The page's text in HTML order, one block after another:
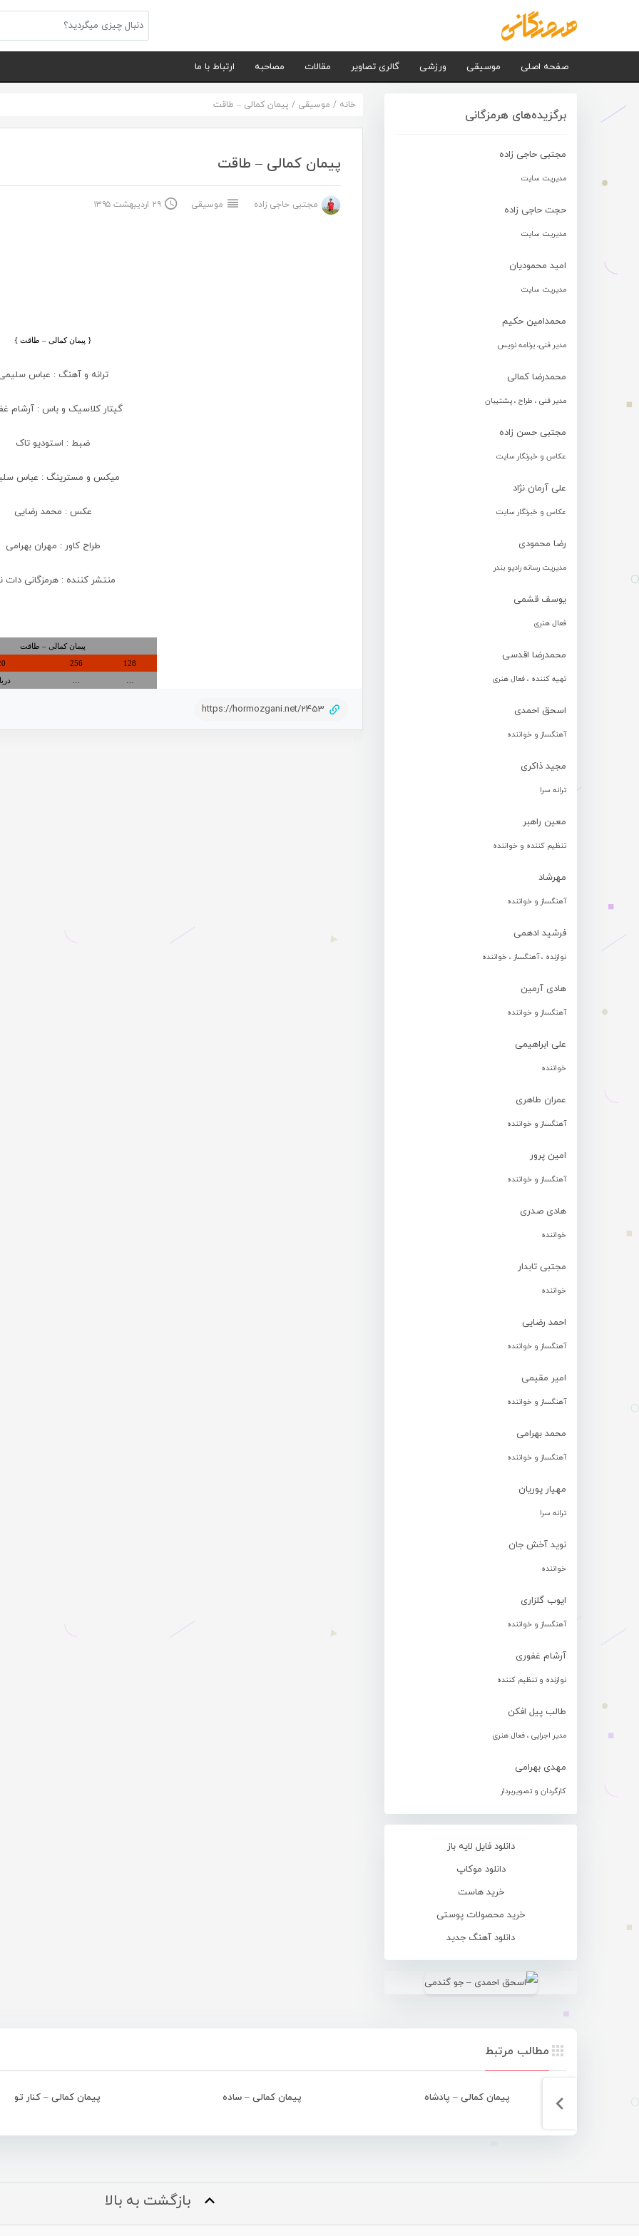
صفحه اصلی موسیقی ورزشی گالری تصاویر مقالات مصاحبه ارتباط با ما
برگزیده‌های هرمزگانی
مجتبی حاجی زاده
مدیریت سایت
حجت حاجی زاده
مدیریت سایت
امید محمودیان
مدیریت سایت
محمدامین حکیم
مدیر فنی، برنامه نویس
محمدرضا کمالی
مدیر فنی ، طراح ، پشتیبان
مجتبی حسن زاده
عکاس و خبرنگار سایت
علی آرمان نژاد
عکاس و خبرنگار سایت
رضا محمودی
مدیریت رسانه رادیو بندر
یوسف قشمی
فعال هنری
محمدرضا اقدسی
تهیه کننده ، فعال هنری
اسحق احمدی
آهنگساز و خواننده
مجید ذاکری
ترانه سرا
معین راهبر
تنظیم کننده و خواننده
مهرشاد
آهنگساز و خواننده
فرشید ادهمی
نوازنده ، آهنگساز ، خواننده
هادی آرمین
آهنگساز و خواننده
علی ابراهیمی
خواننده
عمران طاهری
آهنگساز و خواننده
امین پرور
آهنگساز و خواننده
هادی صدری
خواننده
مجتبی تابدار
خواننده
احمد رضایی
آهنگساز و خواننده
امیر مقیمی
آهنگساز و خواننده
محمد بهرامی
آهنگساز و خواننده
مهیار پوریان
ترانه سرا
نوید آخش جان
خواننده
ایوب گلزاری
آهنگساز و خواننده
آرشام غفوری
نوازنده و تنظیم کننده
طالب پیل افکن
مدیر اجرایی ، فعال هنری
مهدی بهرامی
کارگردان و تصویربردار
دانلود فایل لایه باز
دانلود موکاپ
خرید هاست
خرید محصولات پوستی
دانلود آهنگ جدید
خانه / موسیقی / پیمان کمالی – طاقت
پیمان کمالی – طاقت
مجتبی حاجی زاده موسیقی ۲۹ اردیبهشت ۱۳۹۵
{ پیمان کمالی – طاقت }
ترانه و آهنگ : عباس
گیتار کلاسیک و باس : آرشام
ضبط : استودیو تاک
میکس و مسترینگ : عباس
عکس : محمد رضایی
طراح کاور : مهران بهرامی
منتشر کننده : هرمزگانی دات
پیمان کمالی – طاقت
128
256
https://hormozgani.net/2453
مطالب مرتبط
پیمان کمالی – پادشاه پیمان کمالی – ساده پیمان کمالی – کنار تو
بازگشت به بالا